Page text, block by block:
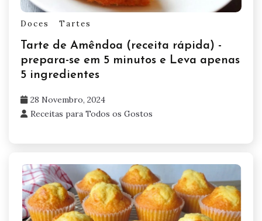
Doces Tartes
Tarte de Amêndoa (receita rápida) -
prepara-se em 5 minutos e Leva apenas
5 ingredientes
28 Novembro, 2024
Receitas para Todos os Gostos